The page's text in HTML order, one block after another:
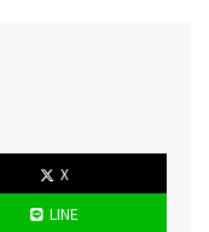
X
LINE